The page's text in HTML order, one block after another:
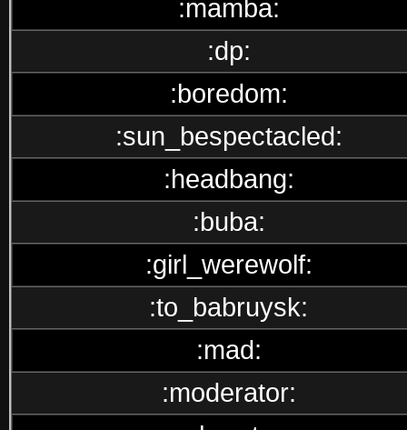
:mamba:
:dp:
:boredom:
:sun_bespectacled:
:headbang:
:buba:
:girl_werewolf:
:to_babruysk:
:mad:
:moderator: